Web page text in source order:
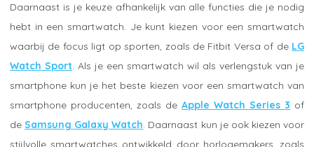
Daarnaast is je keuze afhankelijk van alle functies die je nodig
hebt in een smartwatch. Je kunt kiezen voor een smartwatch
waarbij de focus ligt op sporten, zoals de Fitbit Versa of de LG
Watch Sport. Als je een smartwatch wil als verlengstuk van je
smartphone kun je het beste kiezen voor een smartwatch van
smartphone producenten, zoals de Apple Watch Series 3 of
deSamsung Galaxy Watch. Daarnaast kun je ook kiezen voor
stijlvolle smartwatches ontwikkeld door horlogemakers, zoals